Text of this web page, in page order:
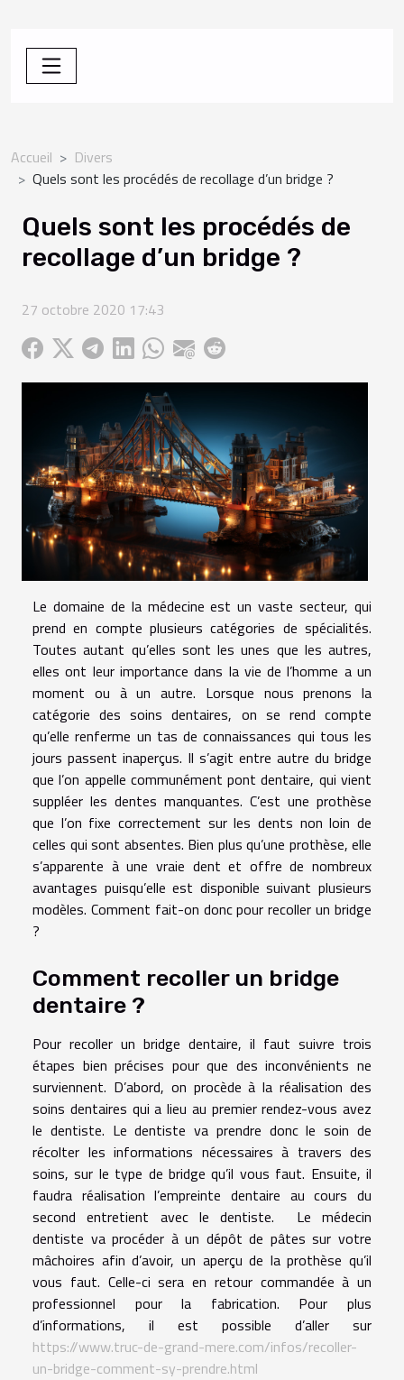
Accueil
Divers
Quels sont les procédés de recollage d’un bridge ?
Quels sont les procédés de
recollage d’un bridge ?
27 octobre 2020 17:43
Le domaine de la médecine est un vaste secteur, qui
prend en compte plusieurs catégories de spécialités.
Toutes autant qu’elles sont les unes que les autres,
elles ont leur importance dans la vie de l’homme a un
moment ou à un autre. Lorsque nous prenons la
catégorie des soins dentaires, on se rend compte
qu’elle renferme un tas de connaissances qui tous les
jours passent inaperçus. Il s’agit entre autre du bridge
que l’on appelle communément pont dentaire, qui vient
suppléer les dentes manquantes. C’est une prothèse
que l’on fixe correctement sur les dents non loin de
celles qui sont absentes. Bien plus qu’une prothèse, elle
s’apparente à une vraie dent et offre de nombreux
avantages puisqu’elle est disponible suivant plusieurs
modèles. Comment fait-on donc pour recoller un bridge
?
Comment recoller un bridge
dentaire ?
Pour recoller un bridge dentaire, il faut suivre trois
étapes bien précises pour que des inconvénients ne
surviennent. D’abord, on procède à la réalisation des
soins dentaires qui a lieu au premier rendez-vous avez
le dentiste. Le dentiste va prendre donc le soin de
récolter les informations nécessaires à travers des
soins, sur le type de bridge qu’il vous faut. Ensuite, il
faudra réalisation l’empreinte dentaire au cours du
second entretient avec le dentiste. Le médecin
dentiste va procéder à un dépôt de pâtes sur votre
mâchoires afin d’avoir, un aperçu de la prothèse qu’il
vous faut. Celle-ci sera en retour commandée à un
professionnel pour la fabrication. Pour plus
d’informations, il est possible d’aller sur
https://www.truc-de-grand-mere.com/infos/recoller-
un-bridge-comment-sy-prendre.html